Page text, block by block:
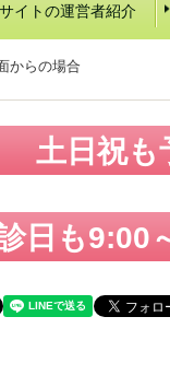
イトの運営者紹介
からの場合
土日祝も
日も9:00